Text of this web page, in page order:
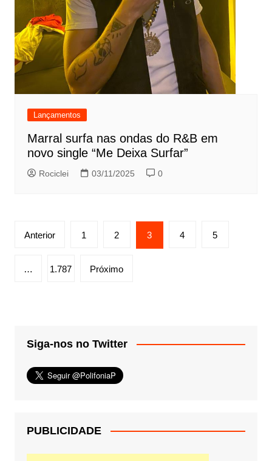
Lançamentos
Marral surfa nas ondas do R&B em
novo single “Me Deixa Surfar”
Rociclei 03/11/2025 0
Paginação
posts
Anterior 1 2 3 4 5
… 1.787 Próximo
Siga-nos no Twitter
PUBLICIDADE